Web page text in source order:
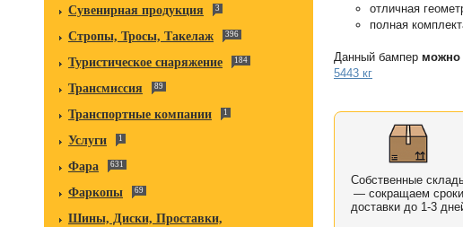
Сувенирная продукция 3
Стропы, Тросы, Такелаж 396
Туристическое снаряжение 184
Трансмиссия 89
Транспортные компании 1
Услуги 1
Фара 631
Фаркопы 69
Шины, Диски, Проставки,
отличная
полная
Данный бампер можно
5443 кг
Собственные
— сокращаем сроки
доставки до 1-3